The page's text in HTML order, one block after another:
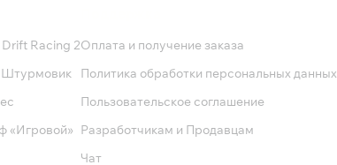
Racing 2
«Игровой»
Оплата и получение заказа
Политика обработки персональных данных
Пользовательское соглашение
Разработчикам и Продавцам
Чат